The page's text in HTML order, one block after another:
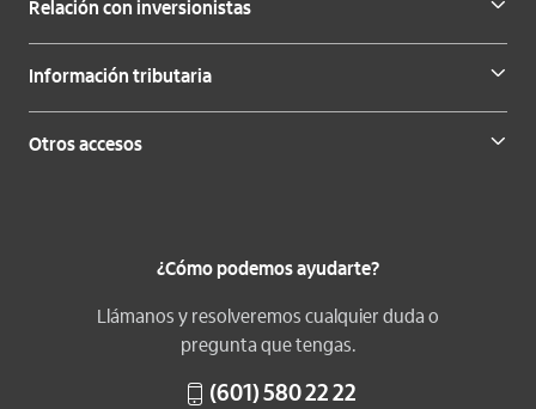
Relación con inversionistas
Información tributaria
Otros accesos
¿Cómo podemos ayudarte?
Llámanos y resolveremos cualquier duda o
pregunta que tengas.
(601) 580 22 22